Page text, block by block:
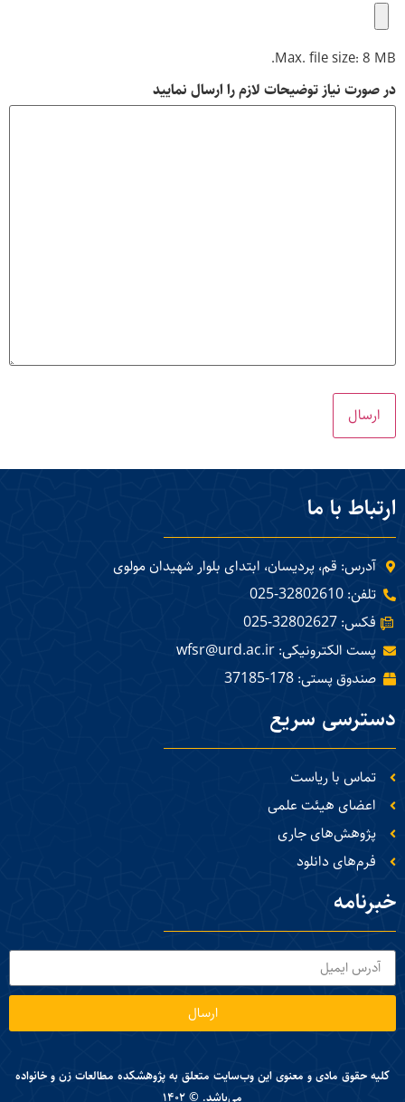
Max. file size: 8 MB.
در صورت نیاز توضیحات لازم را ارسال نمایید
ارتباط با ما
آدرس: قم، پردیسان، ابتدای بلوار شهیدان مولوی
تلفن: 32802610-025
فکس: 32802627-025
پست الکترونیکی: wfsr@urd.ac.ir
صندوق پستی: 178-37185
دسترسی سریع
تماس با ریاست
اعضای هیئت علمی
پژوهش‌های جاری
فرم‌های دانلود
خبرنامه
ارسال
کلیه حقوق مادی و معنوی این وب‌سایت متعلق به پژوهشکده مطالعات زن و خانواده
می‌باشد. © ۱۴۰۲